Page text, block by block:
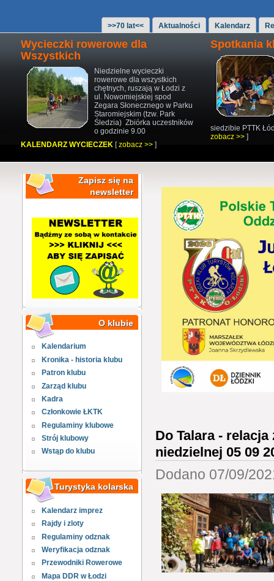
>>70 lat<< Aktualności Kalendarz
Wycieczki rowerowe dla
Wszystkich
Niedzielne wycieczki
rowerowe dla wszystkich
chętnych,ruszają w Łodzi z
ul. Nowomiejskiej spod
Zegara Słonecznego w Parku
Staromiejskim (tzw. Park
Śledzia) Zbiórka uczestników
o godzinie 9.00
KALENDARZ WYCIECZEK [zobacz >>]
Spotkania
siedzibie PTTK
zobacz >> ]
Zapisz się na
newsletter
O klubie
Kalendarium
Kronika - historia klubu
Patron klubu
Zarząd klubu
Kadra
Członkowie ŁKTK
Regulaminy klubowe
Strój klubowy
Wstąp do klubu
Turystyka kolarska
Kalendarz imprez
Rajdy i zloty
Regulaminy odznak
Weryfikacja odznak
Przewodniki Rowerowe
Mapa DDR w Łodzi
Do Talara -
niedzielnej 05 09
Dodano 07/09/